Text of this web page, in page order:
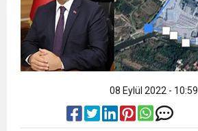
KARAÇAY’A SEVGİ SELİ
18:22 BAŞKAN SAMİ ÜSTÜN’DEN
GÖNÜLLERE DOKUNAN ZİYARET
08 Eylül 2022 - 10:59